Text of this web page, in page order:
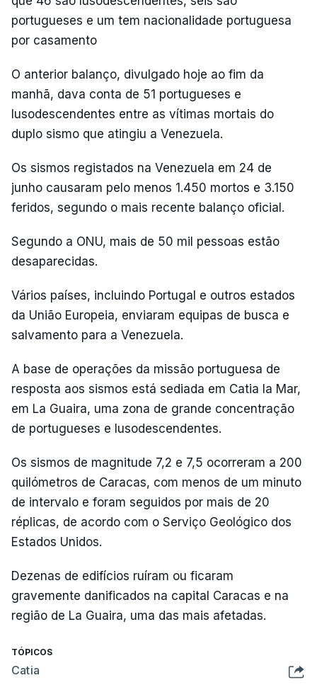
portugueses e um tem nacionalidade portuguesa
por casamento
O anterior balanço, divulgado hoje ao fim da
manhã, dava conta de 51 portugueses e
lusodescendentes entre as vítimas mortais do
duplo sismo que atingiu a Venezuela.
Os sismos registados na Venezuela em 24 de
junho causaram pelo menos 1.450 mortos e 3.150
feridos, segundo o mais recente balanço oficial.
Segundo a ONU, mais de 50 mil pessoas estão
desaparecidas.
Vários países, incluindo Portugal e outros estados
da União Europeia, enviaram equipas de busca e
salvamento para a Venezuela.
A base de operações da missão portuguesa de
resposta aos sismos está sediada em Catia la Mar,
em La Guaira, uma zona de grande concentração
de portugueses e lusodescendentes.
Os sismos de magnitude 7,2 e 7,5 ocorreram a 200
quilómetros de Caracas, com menos de um minuto
de intervalo e foram seguidos por mais de 20
réplicas, de acordo com o Serviço Geológico dos
Estados Unidos.
Dezenas de edifícios ruíram ou ficaram
gravemente danificados na capital Caracas e na
região de La Guaira, uma das mais afetadas.
TÓPICOS
Catia